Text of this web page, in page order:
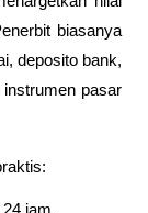
biasanya
deposito bank,
pasar
jam.